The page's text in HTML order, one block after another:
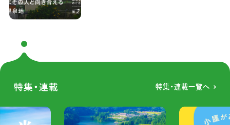
連載：風土をめぐる旅
特集・連載 特集・連載一覧へ